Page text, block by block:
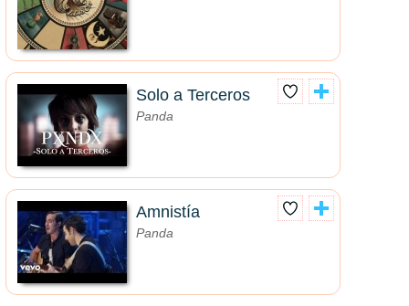
Solo a Terceros
Panda
Amnistía
Panda